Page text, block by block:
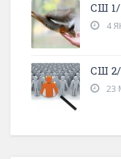
СШ
4
СШ
23